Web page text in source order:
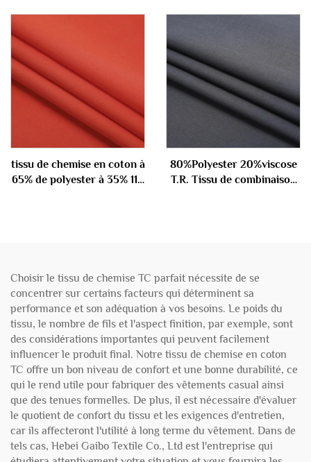
tissu de chemise en coton à
65% de polyester à 35% 110
80%Polyester 20%viscose
T.R. Tissu de combinaison
Choisir le tissu de chemise TC parfait nécessite de se
concentrer sur certains facteurs qui déterminent sa
performance et son adéquation à vos besoins. Le poids du
tissu, le nombre de fils et l'aspect finition, par exemple, sont
des considérations importantes qui peuvent facilement
influencer le produit final. Notre tissu de chemise en coton
TC offre un bon niveau de confort et une bonne durabilité, ce
qui le rend utile pour fabriquer des vêtements casual ainsi
que des tenues formelles. De plus, il est nécessaire d'évaluer
le quotient de confort du tissu et les exigences d'entretien,
car ils affecteront l'utilité à long terme du vêtement. Dans de
tels cas, Hebei Gaibo Textile Co., Ltd est l'entreprise qui